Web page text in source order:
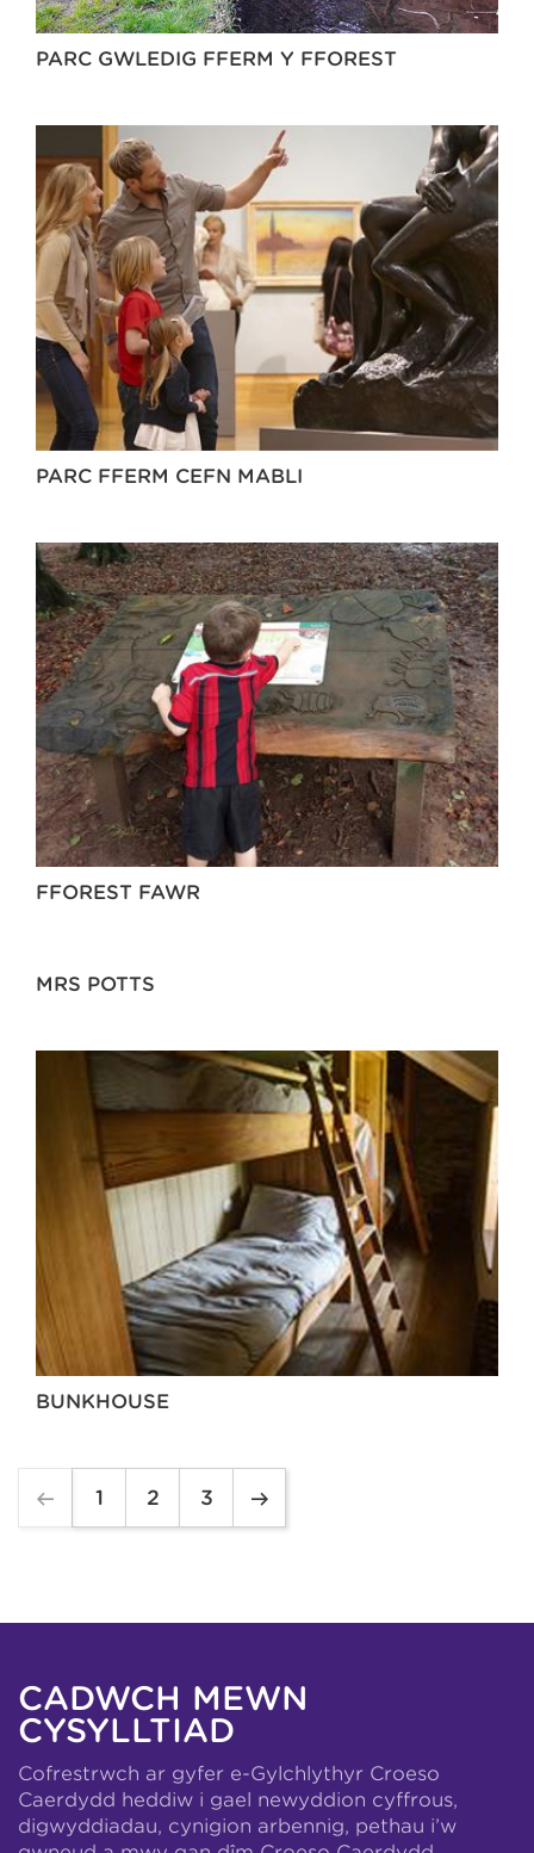
PARC GWLEDIG FFERM Y FFOREST
PARC FFERM CEFN MABLI
FFOREST FAWR
MRS POTTS
BUNKHOUSE
1 2 3
CADWCH MEWN
CYSYLLTIAD
Cofrestrwch ar gyfer e-Gylchlythyr Croeso
Caerdydd heddiw i gael newyddion cyffrous,
digwyddiadau, cynigion arbennig, pethau i’w